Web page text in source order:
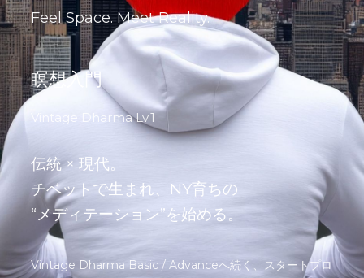
Feel Space. Meet Reality.
瞑想入門
Vintage Dharma Lv.1
伝統 × 現代。
チベットで生まれ、NY育ちの
“メディテーション”を始める。
Vintage Dharma Basic / Advanceへ続く、スタートプロ